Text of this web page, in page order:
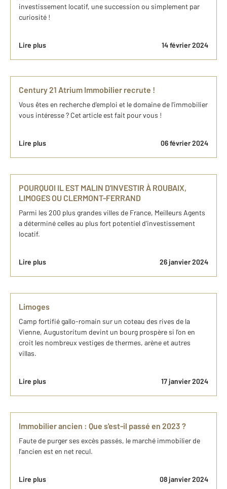
investissement locatif, une succession ou simplement par
curiosité !
Lire plus 14 février 2024
Century 21 Atrium Immobilier recrute !
Vous êtes en recherche d'emploi et le domaine de l'immobilier
vous intéresse ? Cet article est fait pour vous !
Lire plus 06 février 2024
POURQUOI IL EST MALIN D'INVESTIR À ROUBAIX,
LIMOGES OU CLERMONT-FERRAND
Parmi les 200 plus grandes villes de France, Meilleurs Agents
a déterminé celles au plus fort potentiel d'investissement
locatif.
Lire plus 26 janvier 2024
Limoges
Camp fortifié gallo-romain sur un coteau des rives de la
Vienne, Augustoritum devint un bourg prospère si l’on en
croit les nombreux vestiges de thermes, arène et autres
villas.
Lire plus 17 janvier 2024
Immobilier ancien : Que s'est-il passé en 2023 ?
Faute de purger ​ses excès passés, le marché immobilier de
l’ancien est en net recul.
Lire plus 08 janvier 2024